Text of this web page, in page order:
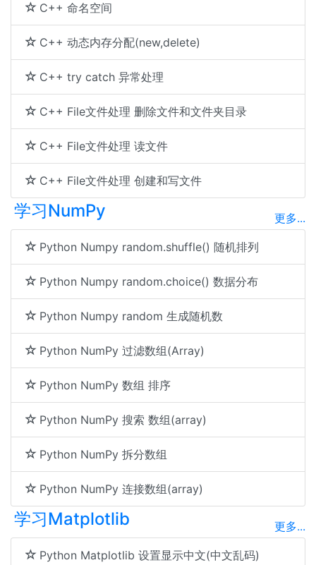
C++ 命名空间
C++ 动态内存分配(new,delete)
C++ try catch 异常处理
C++ File文件处理 删除文件和文件夹目录
C++ File文件处理 读文件
C++ File文件处理 创建和写文件
学习NumPy 更多...
Python Numpy random.shuffle() 随机排列
Python Numpy random.choice() 数据分布
Python Numpy random 生成随机数
Python NumPy 过滤数组(Array)
Python NumPy 数组 排序
Python NumPy 搜索 数组(array)
Python NumPy 拆分数组
Python NumPy 连接数组(array)
学习Matplotlib 更多...
Python Matplotlib 设置显示中文(中文乱码)